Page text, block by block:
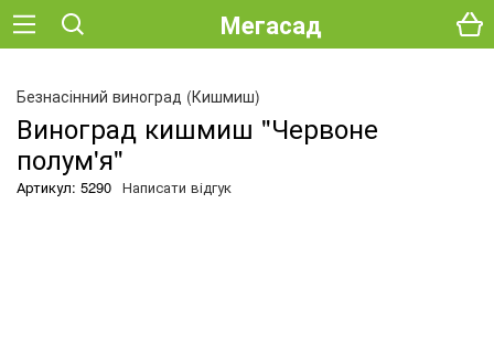
Мегасад
Безнасінний виноград (Кишмиш)
Виноград кишмиш "Червоне
полум'я"
Артикул: 5290 Написати відгук